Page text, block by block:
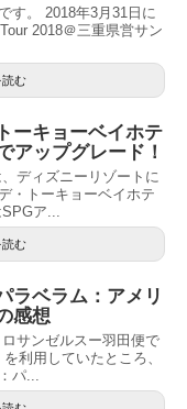
す。 2018年3月31日に
2018＠三重県営サン
む
ーキョーベイホテ
アップグレード！
ディズニーリゾートに
・トーキョーベイホテ
ア...
む
ラベラム：アメリ
感想
サンゼルスー羽田便で
利用していたところ、
パ...